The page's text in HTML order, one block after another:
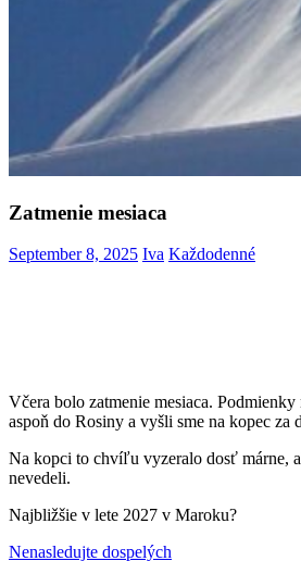
Zatmenie mesiaca
September 8, 2025 Iva Každodenné
Včera bolo zatmenie mesiaca.
aspoň do Rosiny a vyšli sme na kopec
Na kopci to chvíľu vyzeralo dosť márne,
nevedeli.
Najbližšie v lete 2027 v Maroku?
zatmenie
Previous
Nenasledujte dospelých